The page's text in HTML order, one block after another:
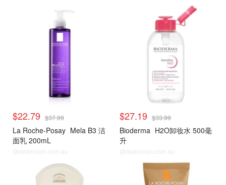
$22.79 $37.99
La Roche-Posay Mela B3 洁
面乳 200mL
@dealmoon.com.au
$27.19 $33.99
Bioderma H2O卸妆水 500毫
升
@dealmoon.com.au